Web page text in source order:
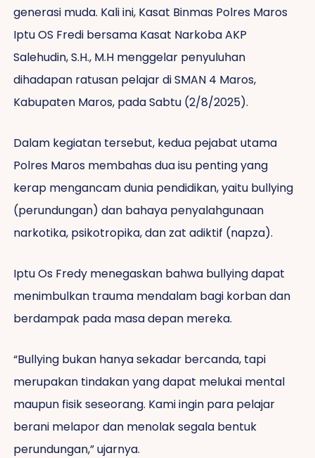
generasi muda. Kali ini, Kasat Binmas Polres Maros
Iptu OS Fredi bersama Kasat Narkoba AKP
Salehudin, S.H., M.H menggelar penyuluhan
dihadapan ratusan pelajar di SMAN 4 Maros,
Kabupaten Maros, pada Sabtu (2/8/2025).
Dalam kegiatan tersebut, kedua pejabat utama
Polres Maros membahas dua isu penting yang
kerap mengancam dunia pendidikan, yaitu bullying
(perundungan) dan bahaya penyalahgunaan
narkotika, psikotropika, dan zat adiktif (napza).
Iptu Os Fredy menegaskan bahwa bullying dapat
menimbulkan trauma mendalam bagi korban dan
berdampak pada masa depan mereka.
“Bullying bukan hanya sekadar bercanda, tapi
merupakan tindakan yang dapat melukai mental
maupun fisik seseorang. Kami ingin para pelajar
berani melapor dan menolak segala bentuk
perundungan,” ujarnya.